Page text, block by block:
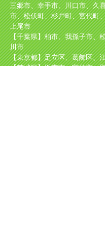
三郷市、幸手市、川口市、久
市、松伏町、杉戸町、宮代町
上尾市
【千葉県】柏市、我孫子市、
川市
【東京都】足立区、葛飾区、
【茨城県】坂東市、守谷市、